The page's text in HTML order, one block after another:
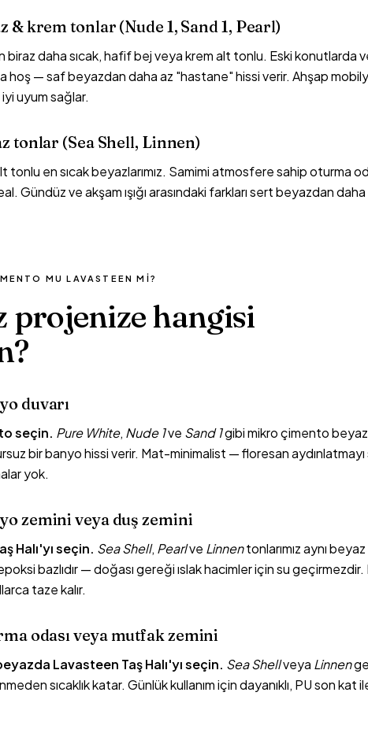
& krem tonlar (Nude 1, Sand 1, Pearl)
biraz daha sıcak, hafif bej veya krem alt tonlu. Eski konutlarda
hoş — saf beyazdan daha az "hastane" hissi verir. Ahşap
uyum sağlar.
tonlar (Sea Shell, Linnen)
tonlu en sıcak beyazlarımız. Samimi atmosfere sahip oturma
Gündüz ve akşam ışığı arasındaki farkları sert beyazdan
MU LAVASTEEN MI?
projenize hangisi
duvarı
seçin. Pure White, Nude 1ve Sand 1gibi mikro çimento
bir banyo hissi verir. Mat-minimalist — floresan
yok.
zemini veya duş zemini
Halı'yı seçin. Sea Shell, Pearlve Linnentonlarımız aynı
bazlıdır — doğası gereği ıslak hacimler için su
taze kalır.
odası veya mutfak zemini
Lavasteen Taş Halı'yı seçin. Sea Shellveya Linnen
sıcaklık katar. Günlük kullanım için dayanıklı, PU son kat